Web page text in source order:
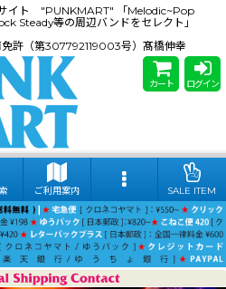
イト "PUNKMART" 「Melodic~Pop
Steady等の周辺バンドをセレクト」
許（第307792119003号）髙橋伸幸
カート ログイン
ご利用案内 SALE ITEM